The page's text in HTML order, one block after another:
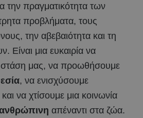
την πραγματικότητα των
προβλήματα, τους
την αβεβαιότητα και τη
Είναι μια ευκαιρία να
στάση μας, να προωθήσουμε
, να ενισχύσουμε
και να χτίσουμε μια κοινωνία
απέναντι στα ζώα.